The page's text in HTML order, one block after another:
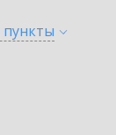
пункты